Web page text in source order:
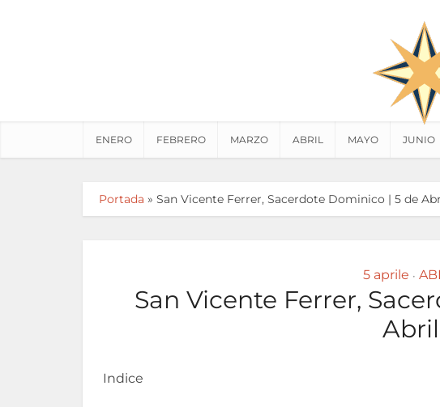
ENERO FEBRERO MARZO ABRIL MAYO JUNIO
Portada » San Vicente Ferrer, Sacerdote Dominico | 5 de
5 aprile •
San Vicente Ferrer,
Abril
Indice